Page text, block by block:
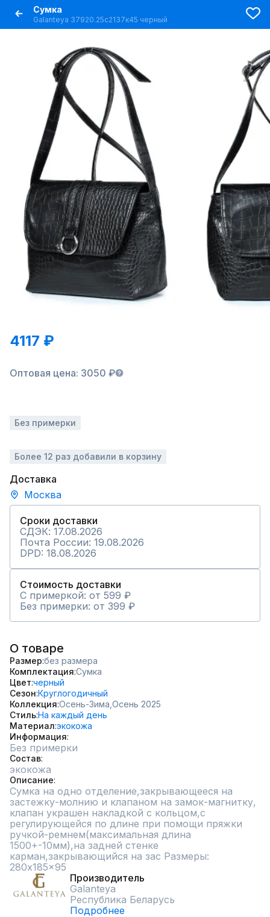
Сумка
Galanteya 37920.25с2137к45 черный
4117 ₽
Оптовая цена: 3050 ₽
Без примерки
Более 12 раз добавили в корзину
Доставка
Москва
Сроки доставки
СДЭК: 17.08.2026
Почта России: 19.08.2026
DPD: 18.08.2026
Стоимость доставки
С примеркой: от 599 ₽
Без примерки: от 399 ₽
О товаре
Размер без размера
Комплектация Сумка
Цвет черный
Сезон Круглогодичный
Коллекция Осень-Зима, Осень 2025
СтильНа каждый день
Материал экокожа
Информация
Без примерки
Состав
экокожа
Описание
Сумка на одно отделение,закрывающееся на
застежку-молнию и клапаном на замок-магнитку,
клапан украшен накладкой с кольцом,с
регулирующейся по длине при помощи пряжки
ручкой-ремнем(максимальная длина
1500+-10мм),на задней стенке
карман,закрывающийся на зас Размеры:
280x185x95
Производитель
Galanteya
Республика Беларусь
Подробнее